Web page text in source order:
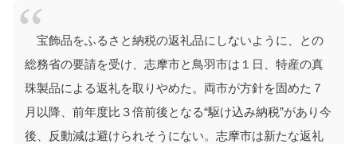
宝飾品をふるさと納税の返礼品にしないように、との
総務省の要請を受け、志摩市と鳥羽市は１日、特産の真
珠製品による返礼を取りやめた。両市が方針を固めた７
月以降、前年度比３倍前後となる“駆け込み納税”があり今
後、反動減は避けられそうにない。志摩市は新たな返礼